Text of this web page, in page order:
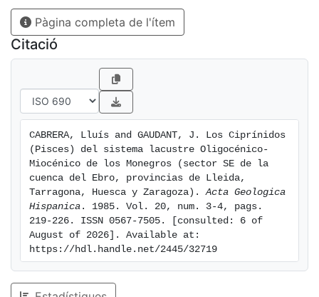
Pàgina completa de l'ítem
Citació
CABRERA, Lluís and GAUDANT, J. Los Ciprínidos
(Pisces) del sistema lacustre Oligocénico-
Miocénico de los Monegros (sector SE de la
cuenca del Ebro, provincias de Lleida,
Tarragona, Huesca y Zaragoza). Acta Geologica
Hispanica . 1985. Vol. 20, num. 3-4, pags.
219-226. ISSN 0567-7505. [consulted: 6 of
August of 2026]. Available at:
https://hdl.handle.net/2445/32719